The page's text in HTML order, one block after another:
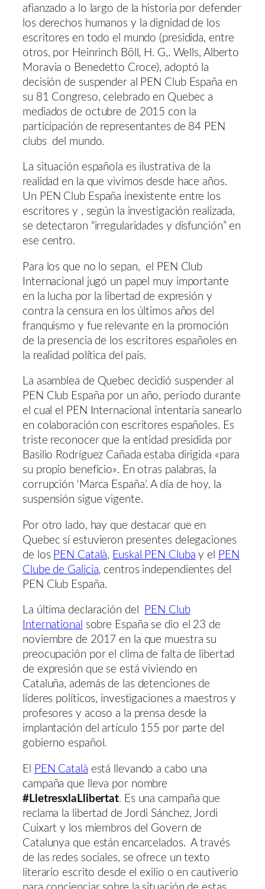
afianzado a lo largo de la historia por defender
los derechos humanos y la dignidad de los
escritores en todo el mundo (presidida, entre
otros, por Heinrinch Böll, H. G,. Wells, Alberto
Moravia o Benedetto Croce), adoptó la
decisión de suspender al PEN Club España en
su 81 Congreso, celebrado en Quebec a
mediados de octubre de 2015 con la
participación de representantes de 84 PEN
clubs del mundo.
La situación española es ilustrativa de la
realidad en la que vivimos desde hace años.
Un PEN Club España inexistente entre los
escritores y , según la investigación realizada,
se detectaron “irregularidades y disfunción” en
ese centro.
Para los que no lo sepan, el PEN Club
Internacional jugó un papel muy importante
en la lucha por la libertad de expresión y
contra la censura en los últimos años del
franquismo y fue relevante en la promoción
de la presencia de los escritores españoles en
la realidad política del país.
La asamblea de Quebec decidió suspender al
PEN Club España por un año, periodo durante
el cual el PEN Internacional intentaría sanearlo
en colaboración con escritores españoles. Es
triste reconocer que la entidad presidida por
Basilio Rodríguez Cañada estaba dirigida «para
su propio beneficio». En otras palabras, la
corrupción ‘Marca España’. A día de hoy, la
suspensión sigue vigente.
Por otro lado, hay que destacar que en
Quebec sí estuvieron presentes delegaciones
de los PEN Català, Euskal PEN Cluba y el
PEN
Clube de Galicia, centros independientes del
PEN Club España.
La última declaración del
PEN Club
International sobre España se dio el 23 de
noviembre de 2017 en la que muestra su
preocupación por el clima de falta de libertad
de expresión que se está viviendo en
Cataluña, además de las detenciones de
líderes políticos, investigaciones a maestros y
profesores y acoso a la prensa desde la
implantación del artículo 155 por parte del
gobierno español.
El PEN Català está llevando a cabo una
campaña que lleva por nombre
#LletresxlaLlibertat. Es una campaña que
reclama la libertad de Jordi Sánchez, Jordi
Cuixart y los miembros del Govern de
Catalunya que están encarcelados. A través
de las redes sociales, se ofrece un texto
literario escrito desde el exilio o en cautiverio